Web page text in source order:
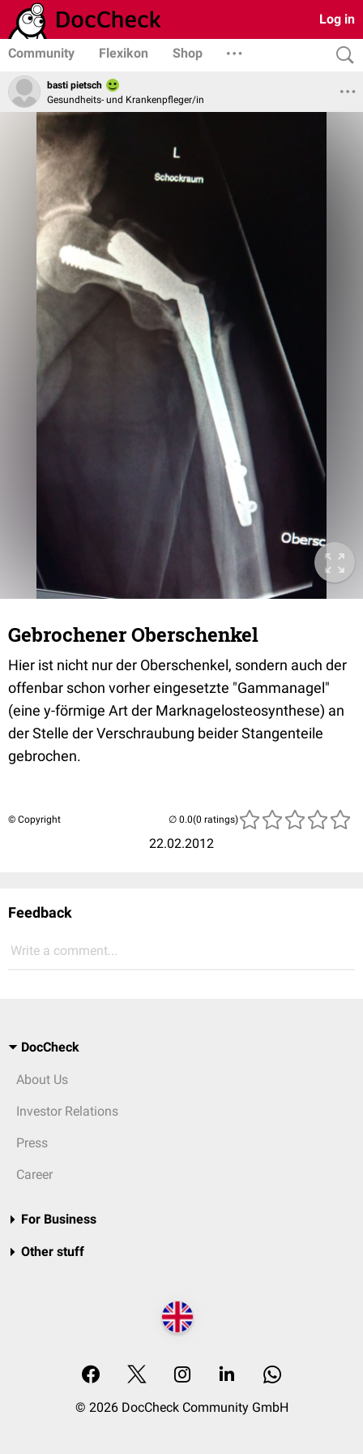
Log in
Community Flexikon Shop
basti pietsch
Gesundheits- und Krankenpfleger/in
Gebrochener Oberschenkel
Hier ist nicht nur der Oberschenkel, sondern auch der
offenbar schon vorher eingesetzte "Gammanagel"
(eine y-förmige Art der Marknagelosteosynthese) an
der Stelle der Verschraubung beider Stangenteile
gebrochen.
© Copyright
22.02.2012
(0 ratings)
Feedback
Write a comment...
DocCheck
About Us
Investor Relations
Press
Career
For Business
Other stuff
© 2026 DocCheck Community GmbH